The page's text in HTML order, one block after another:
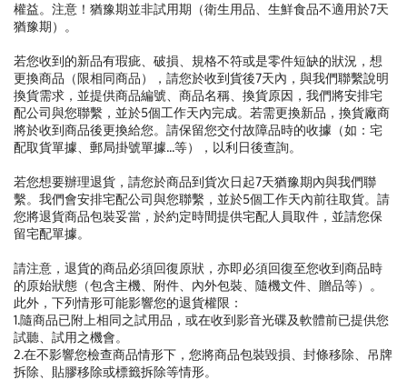
權益。注意！猶豫期並非試用期（衛生用品、生鮮食品不適用於7天
猶豫期）。
若您收到的新品有瑕疵、破損、規格不符或是零件短缺的狀況，想
更換商品（限相同商品），請您於收到貨後7天內，與我們聯繫說明
換貨需求，並提供商品編號、商品名稱、換貨原因，我們將安排宅
配公司與您聯繫，並於5個工作天內完成。若需更換新品，換貨廠商
將於收到商品後更換給您。請保留您交付故障品時的收據（如：宅
配取貨單據、郵局掛號單據...等），以利日後查詢。
若您想要辦理退貨，請您於商品到貨次日起7天猶豫期內與我們聯
繫。我們會安排宅配公司與您聯繫，並於5個工作天內前往取貨。請
您將退貨商品包裝妥當，於約定時間提供宅配人員取件，並請您保
留宅配單據。
請注意，退貨的商品必須回復原狀，亦即必須回復至您收到商品時
的原始狀態（包含主機、附件、內外包裝、隨機文件、贈品等）。
此外，下列情形可能影響您的退貨權限：
1.隨商品已附上相同之試用品，或在收到影音光碟及軟體前已提供您
試聽、試用之機會。
2.在不影響您檢查商品情形下，您將商品包裝毀損、封條移除、吊牌
拆除、貼膠移除或標籤拆除等情形。